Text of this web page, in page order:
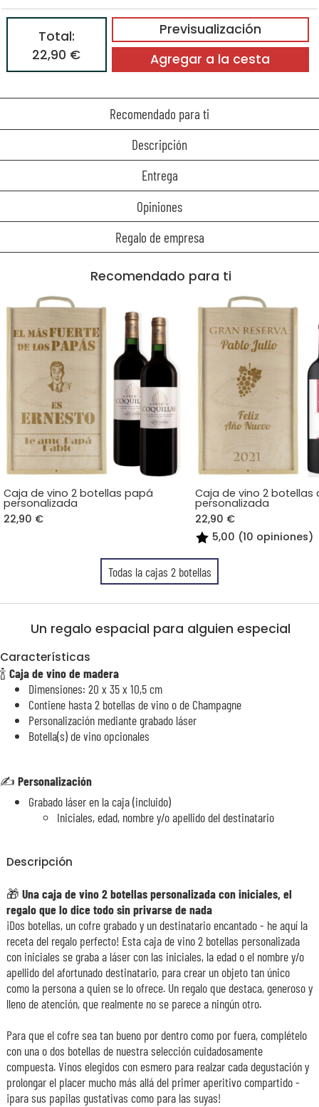
Previsualización
Total:
22,90 €
Agregar a la cesta
Recomendado para ti
Descripción
Entrega
Opiniones
Regalo de empresa
Recomendado para ti
Caja de vino 2 botellas papá
personalizada
22,90 €
Caja de vino 2 botellas
personalizada
22,90 €
5,00 (10 opiniones)
Todas la cajas 2 botellas
Un regalo espacial para alguien especial
Características
🍾 Caja de vino de madera
Dimensiones: 20 x 35 x 10,5 cm
Contiene hasta 2 botellas de vino o de Champagne
Personalización mediante grabado láser
Botella(s) de vino opcionales
✍️ Personalización
Grabado láser en la caja (incluido)
Iniciales, edad, nombre y/o apellido del destinatario
Descripción
🎁 Una caja de vino 2 botellas personalizada con iniciales, el
regalo que lo dice todo sin privarse de nada
¡Dos botellas, un cofre grabado y un destinatario encantado - he aquí la
receta del regalo perfecto! Esta caja de vino 2 botellas personalizada
con iniciales se graba a láser con las iniciales, la edad o el nombre y/o
apellido del afortunado destinatario, para crear un objeto tan único
como la persona a quien se lo ofrece. Un regalo que destaca, generoso y
lleno de atención, que realmente no se parece a ningún otro.
Para que el cofre sea tan bueno por dentro como por fuera, complételo
con una o dos botellas de nuestra selección cuidadosamente
compuesta. Vinos elegidos con esmero para realzar cada degustación y
prolongar el placer mucho más allá del primer aperitivo compartido -
¡para sus papilas gustativas como para las suyas!